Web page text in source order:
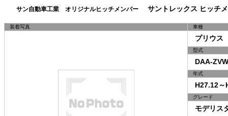
サン自動車工業 オリジナルヒッチメンバー サントレックス ヒッチ
装着写真 車種
プリウス
型式
DAA-
年式
H27.12～
グレード
モデリス